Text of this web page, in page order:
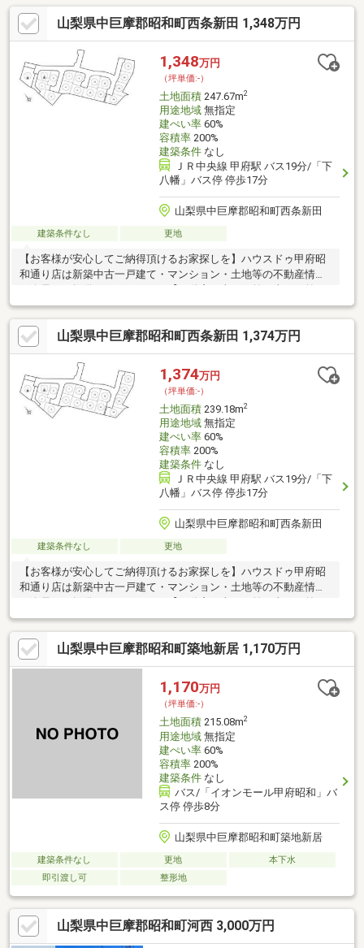
る全てのお客様が幸せにお取引出来るようお約束致します。お家
のご購入は物件探しだけでなく、住宅ローン、リフォーム、火災
保険、お引越し等多々に渡るお手続きが必要です。全てのお手続
きを一貫し完結できるよう当店舗はワンストップサービスという
独自のサービスをご提供しております。豊富な経験、専門知識を
元に最適な物件・資金提案を致します。是非お気軽にご相談下さ
い！
山梨県中巨摩郡昭和町西条新田 1,348万円
1,348万円
（坪単価:-）
土地面積247.67m2
用途地域無指定
建ぺい率60%
容積率200%
建築条件なし
ＪＲ中央線 甲府駅 バス19分/「下
八幡」バス停 停歩17分
山梨県中巨摩郡昭和町西条新田
建築条件なし 更地
【お客様が安心してご納得頂けるお家探しを】ハウスドゥ甲府昭
和通り店は新築中古一戸建て・マンション・土地等の不動産情報
しない】このテーマを第1に誠実かつ真摯に向き合い当店舗に関わ
る全てのお客様が幸せにお取引出来るようお約束致します。お家
のご購入は物件探しだけでなく、住宅ローン、リフォーム、火災
保険、お引越し等多々に渡るお手続きが必要です。全てのお手続
きを一貫し完結できるよう当店舗はワンストップサービスという
独自のサービスをご提供しております。豊富な経験、専門知識を
元に最適な物件・資金提案を致します。是非お気軽にご相談下さ
い！
山梨県中巨摩郡昭和町西条新田 1,374万円
1,374万円
（坪単価:-）
土地面積239.18m2
用途地域無指定
建ぺい率60%
容積率200%
建築条件なし
ＪＲ中央線 甲府駅 バス19分/「下
八幡」バス停 停歩17分
山梨県中巨摩郡昭和町西条新田
建築条件なし 更地
【お客様が安心してご納得頂けるお家探しを】ハウスドゥ甲府昭
和通り店は新築中古一戸建て・マンション・土地等の不動産情報
しない】このテーマを第1に誠実かつ真摯に向き合い当店舗に関わ
る全てのお客様が幸せにお取引出来るようお約束致します。お家
のご購入は物件探しだけでなく、住宅ローン、リフォーム、火災
保険、お引越し等多々に渡るお手続きが必要です。全てのお手続
きを一貫し完結できるよう当店舗はワンストップサービスという
独自のサービスをご提供しております。豊富な経験、専門知識を
元に最適な物件・資金提案を致します。是非お気軽にご相談下さ
い！
山梨県中巨摩郡昭和町築地新居 1,170万円
1,170万円
（坪単価:-）
土地面積215.08m2
用途地域無指定
建ぺい率60%
容積率200%
建築条件なし
バス/「イオンモール甲府昭和」バ
ス停 停歩8分
山梨県中巨摩郡昭和町築地新居
建築条件なし 更地
本下水
即引渡し可
整形地
山梨県中巨摩郡昭和町河西 3,000万円